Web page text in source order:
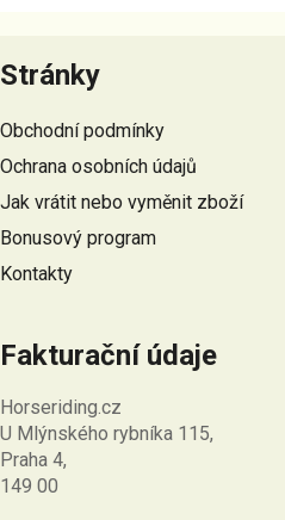
á
p
a
í
Stránky
Obchodní podmínky
Ochrana osobních údajů
Jak vrátit nebo vyměnit zboží
Bonusový program
Kontakty
Fakturační údaje
Horseriding.cz
U Mlýnského rybníka 115,
Praha 4,
149 00